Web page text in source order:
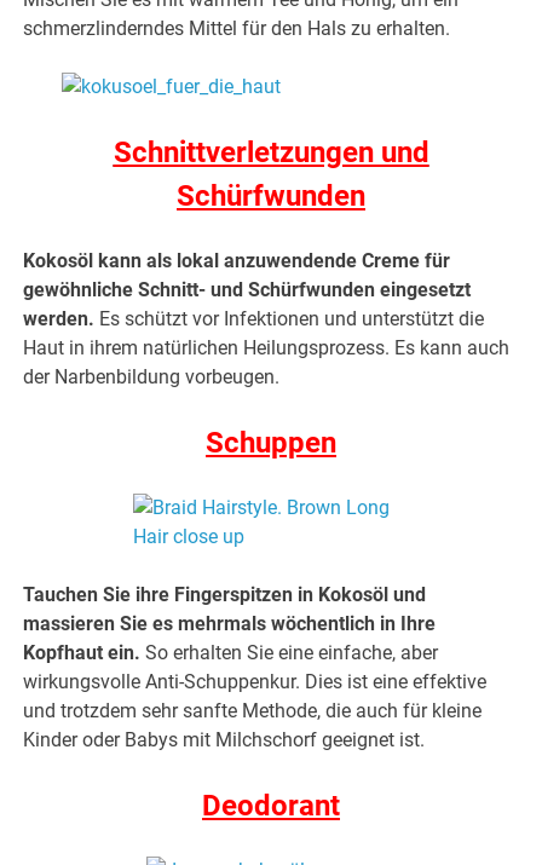
schmerzlinderndes Mittel für den Hals zu erhalten.
Schnittverletzungen und
Schürfwunden
Kokosöl kann als lokal anzuwendende Creme für
gewöhnliche Schnitt- und Schürfwunden eingesetzt
werden. Es schützt vor Infektionen und unterstützt die
Haut in ihrem natürlichen Heilungsprozess. Es kann auch
der Narbenbildung vorbeugen.
Schuppen
Tauchen Sie ihre Fingerspitzen in Kokosöl und
massieren Sie es mehrmals wöchentlich in Ihre
Kopfhaut ein. So erhalten Sie eine einfache, aber
wirkungsvolle Anti-Schuppenkur. Dies ist eine effektive
und trotzdem sehr sanfte Methode, die auch für kleine
Kinder oder Babys mit Milchschorf geeignet ist.
Deodorant